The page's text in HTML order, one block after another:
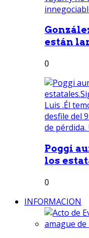
están
0
Poggi
los
0
INFORMACION